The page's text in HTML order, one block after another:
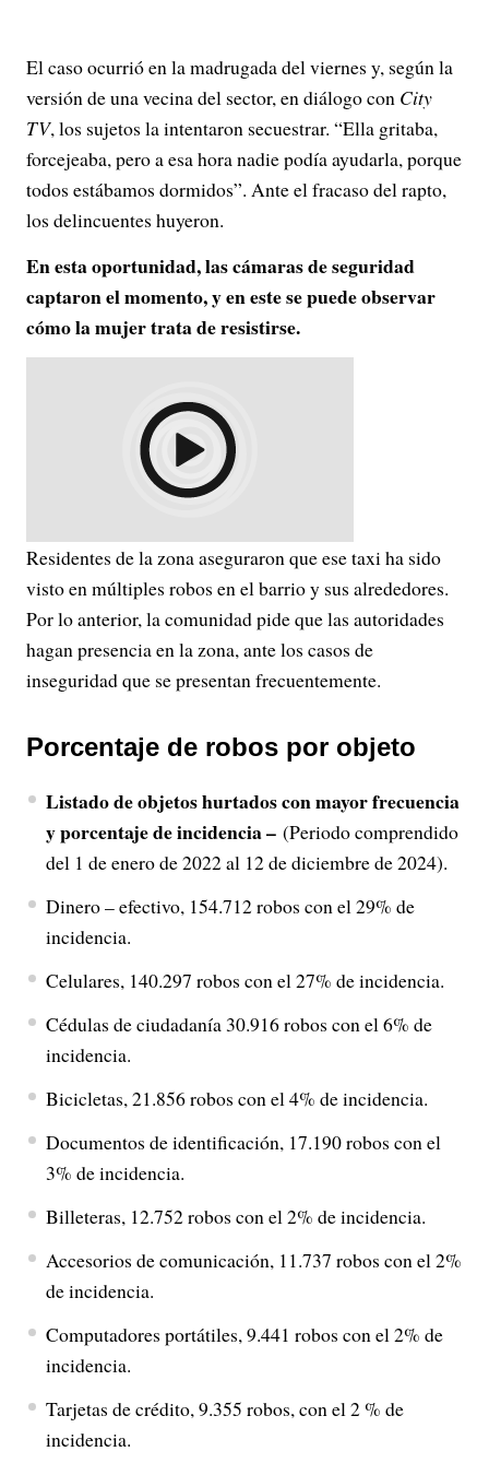
El caso ocurrió en la madrugada del viernes y, según la
versión de una vecina del sector, en diálogo con City
TV, los sujetos la intentaron secuestrar. “Ella gritaba,
forcejeaba, pero a esa hora nadie podía ayudarla, porque
todos estábamos dormidos”. Ante el fracaso del rapto,
los delincuentes huyeron.
En esta oportunidad, las cámaras de seguridad
captaron el momento, y en este se puede observar
cómo la mujer trata de resistirse.
Residentes de la zona aseguraron que ese taxi ha sido
visto en múltiples robos en el barrio y sus alrededores.
Por lo anterior, la comunidad pide que las autoridades
hagan presencia en la zona, ante los casos de
inseguridad que se presentan frecuentemente.
Porcentaje de robos por objeto
Listado de objetos hurtados con mayor frecuencia
y porcentaje de incidencia – (Periodo comprendido
del 1 de enero de 2022 al 12 de diciembre de 2024).
Dinero – efectivo, 154.712 robos con el 29% de
incidencia.
Celulares, 140.297 robos con el 27% de incidencia.
Cédulas de ciudadanía 30.916 robos con el 6% de
incidencia.
Bicicletas, 21.856 robos con el 4% de incidencia.
Documentos de identificación, 17.190 robos con el
3% de incidencia.
Billeteras, 12.752 robos con el 2% de incidencia.
Accesorios de comunicación, 11.737 robos con el 2%
de incidencia.
Computadores portátiles, 9.441 robos con el 2% de
incidencia.
Tarjetas de crédito, 9.355 robos, con el 2 % de
incidencia.